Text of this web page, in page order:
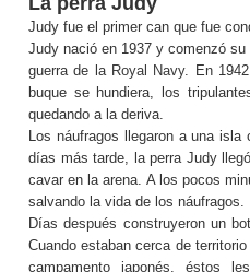
Judy fue el primer can que fue
Judy nació en 1937 y comenzó
guerra de la Royal Navy. En
buque se hundiera, los
quedando a la deriva.
Los náufragos llegaron a una
días más tarde, la perra Judy
cavar en la arena. A los pocos
salvando la vida de los náufragos.
Días después construyeron un
Cuando estaban cerca de
campamento japonés, éstos